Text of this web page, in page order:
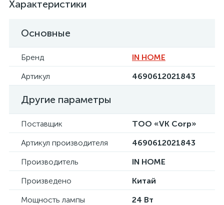
Характеристики
Основные
Бренд
IN HOME
Артикул
4690612021843
Другие параметры
Поставщик
ТОО «VK Corp»
Артикул производителя
4690612021843
Производитель
IN HOME
Произведено
Китай
Мощность лампы
24 Вт